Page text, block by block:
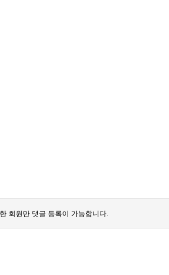
회원만 댓글 등록이 가능합니다.